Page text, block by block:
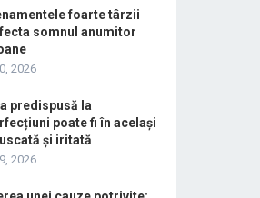
foarte târzii
somnul anumitor
2026
predispusă la
poate fi în același
și iritată
2026